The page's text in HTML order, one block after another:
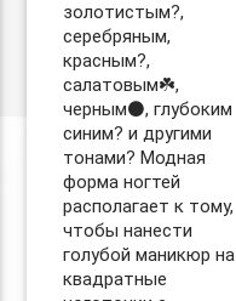
золотистым?,
серебряным,
красным?,
салатовым☘️,
черным⚫️, глубоким
синим? и другими
тонами? Модная
форма ногтей
располагает к тому,
чтобы нанести
голубой маникюр на
квадратные